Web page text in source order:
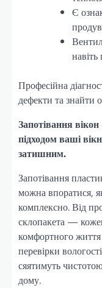
Є
Професійна
дефекти та знайти
Запотівання
підходом ваші
затишним.
Запотівання
можна впоратися,
комплексно. Від
склопакета —
комфортного життя
перевірки
сяятимуть
дому.